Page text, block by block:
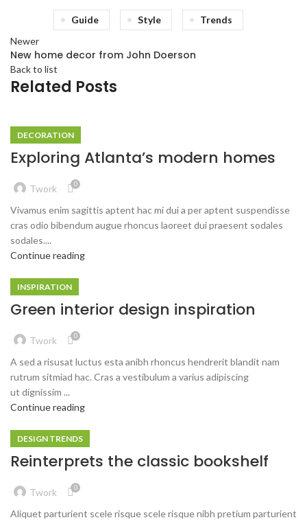
Guide Style
Trends
Newer
New home decor from John Doerson
Back to list
Related Posts
DECORATION
Exploring Atlanta’s modern homes
Twork 0
Vivamus enim sagittis aptent hac mi dui a per aptent suspendisse
cras odio bibendum augue rhoncus laoreet dui praesent sodales
sodales....
Continue reading
INSPIRATION
Green interior design inspiration
Twork 0
A sed a risusat luctus esta anibh rhoncus hendrerit blandit nam
rutrum sitmiad hac. Cras a vestibulum a varius adipiscing
ut dignissim ...
Continue reading
DESIGN TRENDS
Reinterprets the classic bookshelf
Twork 0
Aliquet parturient scele risque scele risque nibh pretium parturient